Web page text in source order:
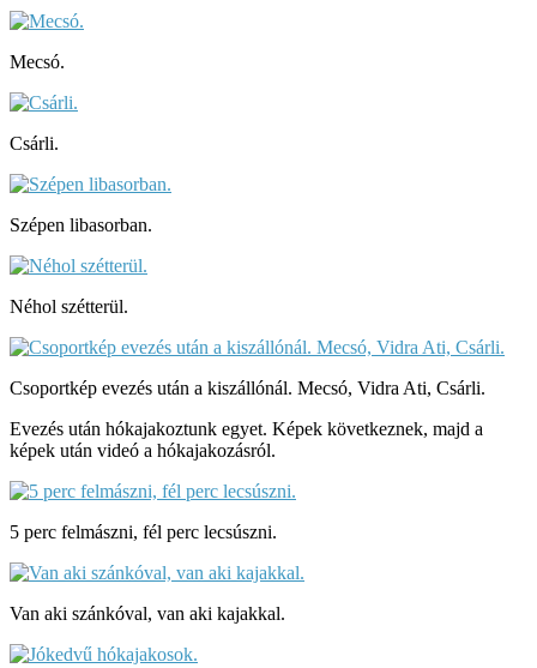
Mecsó.
Csárli.
Szépen libasorban.
Néhol szétterül.
Csoportkép evezés után a kiszállónál. Mecsó, Vidra Ati, Csárli.
Evezés után hókajakoztunk egyet. Képek következnek, majd a
képek után videó a hókajakozásról.
5 perc felmászni, fél perc lecsúszni.
Van aki szánkóval, van aki kajakkal.